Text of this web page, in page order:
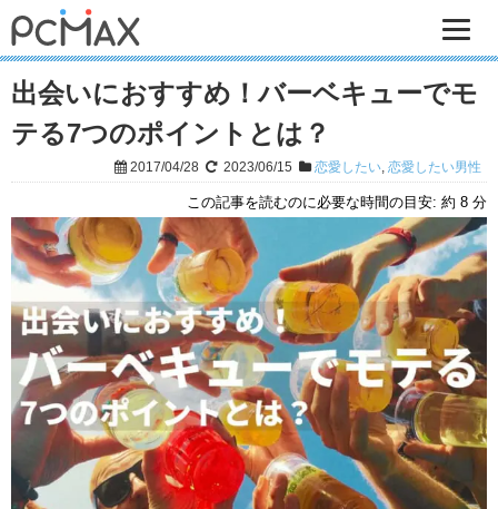
出会いにおすすめ！バーベキューでモ
テる7つのポイントとは？
2017/04/28 2023/06/15 恋愛したい, 恋愛したい男性
この記事を読むのに必要な時間の目安: 約 8 分